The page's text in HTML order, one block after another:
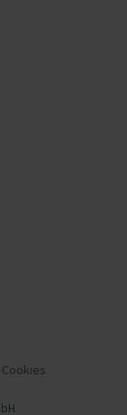
Cookies